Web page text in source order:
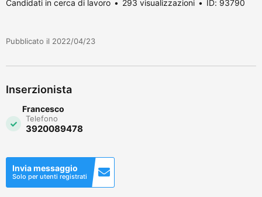
Candidati in cerca di lavoro 293 visualizzazioni ID: 93790
Pubblicato il 2022/04/23
Inserzionista
Francesco
Telefono
3920089478
Invia messaggio
Solo per utenti registrati